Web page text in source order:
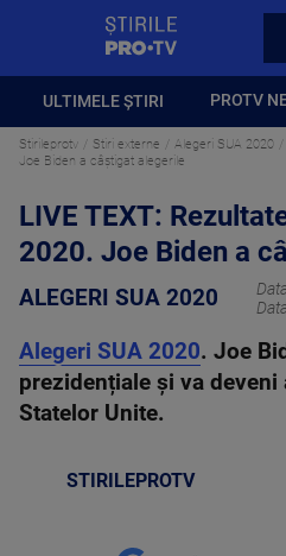
ULTIMELE ȘTIRI PROTV
Stirileprotv Stiri externe Alegeri SUA 2020
Joe Biden a câștigat alegerile
LIVE TEXT:
2020. Joe Biden a
ALEGERI SUA 2020
Alegeri SUA 2020. Joe
prezidențiale și va deveni
Statelor Unite.
STIRILEPROTV